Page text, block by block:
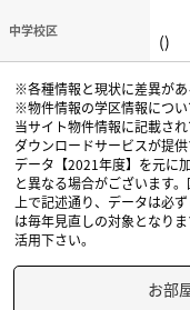
中学校区 ()
※各種情報と現状に差異があ
※物件情報の学区情報につい
当サイト物件情報に記載さ
ダウンロードサービスが提
データ【2021年度】を元に
と異なる場合がございます
上で記述通り、データは必
は毎年見直しの対象となり
活用下さい。
お部